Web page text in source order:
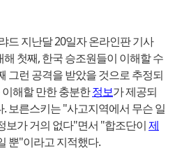
지난달 20일자 온라인판 기사
첫째, 한국 승조원들이 이해할 수
그런 공격을 받았을 것으로 추정되
해할 만한 충분한정보가 제공되
보른스키는 "사고지역에서 무슨 일
보가 거의 없다"면서 "합조단이제
뿐"이라고 지적했다.